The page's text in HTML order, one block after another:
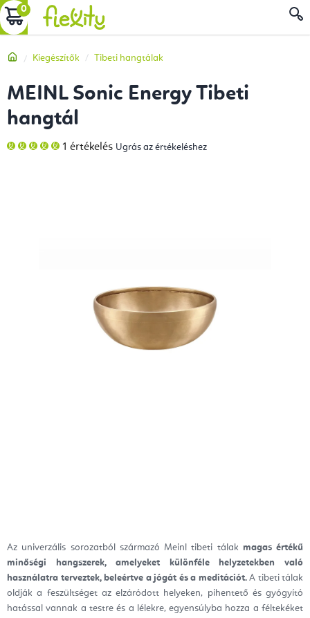
Ugrás
a
tartalomhoz
KOSÁR
Kezdőlap
Kiegészítők Tibeti hangtálak
Az univerzális sorozatból származó Meinl tibeti tálak magas értékű
minőségi hangszerek, amelyeket különféle helyzetekben való
használatra terveztek, beleértve a jógát és a meditációt.A tibeti tálak
oldják a feszültséget az elzáródott helyeken, pihentető és gyógyító
hatással vannak a testre és a lélekre, egyensúlyba hozza a féltekéket
MEINL Sonic Energy Tibeti
hangtál
A
termék
1 értékelés Ugrás az értékeléshez